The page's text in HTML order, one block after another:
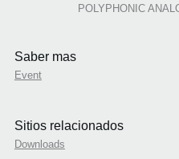
POLYPHONIC
Saber mas
Event
Sitios relacionados
Downloads